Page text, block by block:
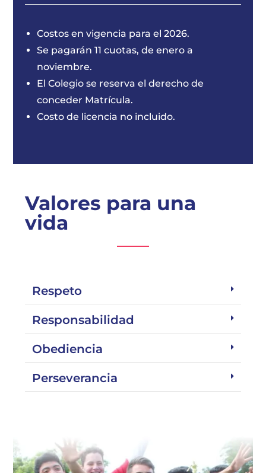
Costos en vigencia para el 2026.
Se pagarán 11 cuotas, de enero a
noviembre.
El Colegio se reserva el derecho de
conceder Matrícula.
Costo de licencia no incluido.
Valores para una
vida
Respeto
Responsabilidad
Obediencia
Perseverancia